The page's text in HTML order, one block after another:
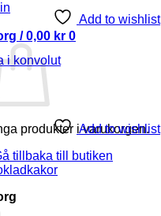
/0,00 kr 0
produkter i varukorgen.
tillbaka till butiken
Add to wishlist
i konvolut
Add to wishlist